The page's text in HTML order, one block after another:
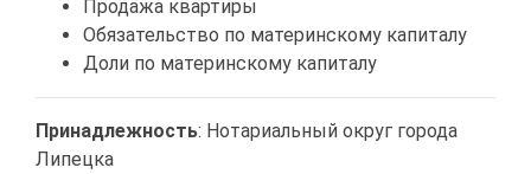
Продажа квартиры
Обязательство по материнскому капиталу
Доли по материнскому капиталу
Принадлежность: Нотариальный округ города
Липецка